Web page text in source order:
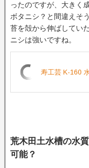
ったのですが、大きく
ボタニシ？と間違えそ
苔を殻から伸ばしてい
ニシは強いですね。
寿工芸 K-160
荒木田土水槽の水
可能？